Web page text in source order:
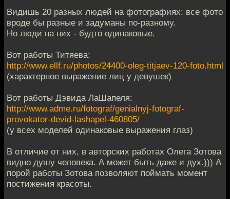
Видишь 20 разных людей на фотографиях: все фото
вроде бы разные и задуманы по-разному.
Но люди на них - будто одинаковые.
Вот работы Титяева:
http://www.ellf.ru/photos/24400-oleg-titjaev-120-foto.html
(характерное выражение лиц у девушек)
Вот работы Дэвида ЛаШапеля:
http://www.adme.ru/fotograf/genialnyj-fotograf-
provokator-devid-lashapel-460805/
(у всех моделей одинаковые выражения глаз)
В отличие от них, в авторских работах Олега Зотова
видно душу человека. А может быть даже и дух.))) А
порой работы Зотова позволяют поймать момент
постижения красоты.